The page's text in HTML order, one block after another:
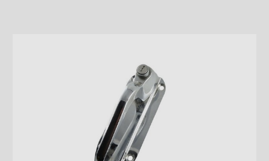
Éclairages extérieur